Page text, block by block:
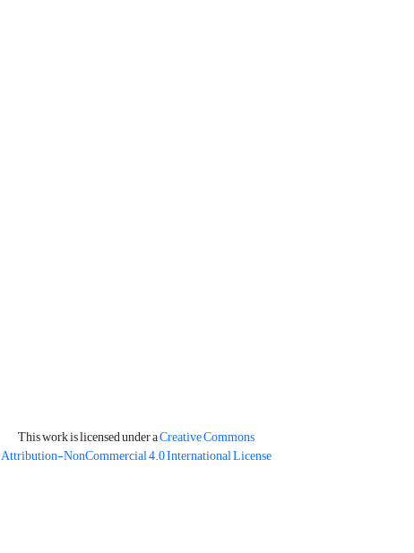
This work is licensed under aCreative Commons
Attribution-NonCommercial 4.0 International License